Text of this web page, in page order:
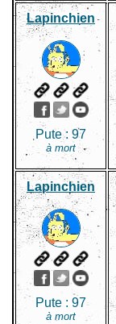
Lapinchien
Pute : 97
à mort
Lapinchien
Pute : 97
à mort